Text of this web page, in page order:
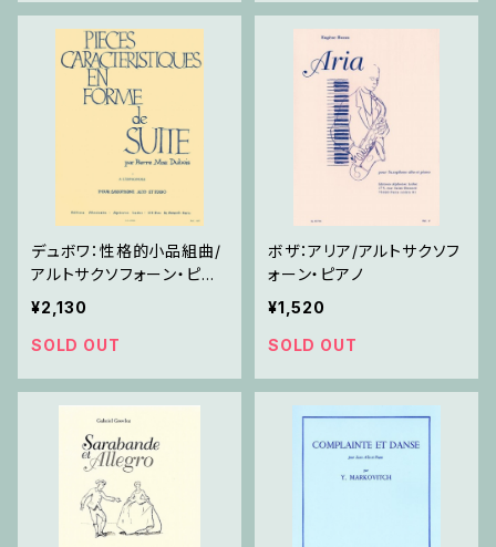
デュボワ：性格的小品組曲/
アルトサクソフォーン・ピア
ノ
¥2,130
SOLD OUT
ボザ：アリア/アルトサクソフ
ォーン・ピアノ
¥1,520
SOLD OUT